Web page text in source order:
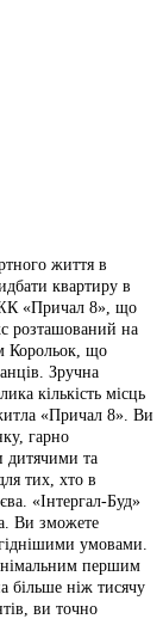
життя в
квартиру в
«Причал 8», що
розташований на
Корольок, що
Зручна
кількість місць
«Причал 8». Ви
гарно
дитячими та
тих, хто в
«Інтергал-Буд»
Ви зможете
умовами.
першим
більше ніж тисячу
ви точно